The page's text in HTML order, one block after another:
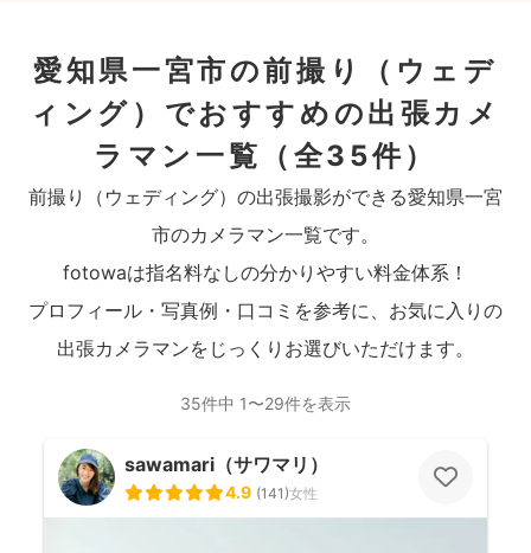
愛知県一宮市の前撮り（ウェデ
ィング）でおすすめの出張カメ
ラマン一覧
（全35件）
前撮り（ウェディング）の出張撮影ができる愛知県一宮
市のカメラマン一覧です。
fotowaは指名料なしの分かりやすい料金体系！
プロフィール・写真例・口コミを参考に、お気に入りの
出張カメラマンをじっくりお選びいただけます。
35件中 1〜29件を表示
sawamari（サワマリ）
4.9 (141)女性